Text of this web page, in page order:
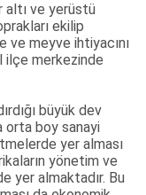
altı ve yerüstü
ekilip
ve meyve ihtiyacını
ilçe merkezinde
büyük dev
orta boy sanayi
yer alması
yönetim ve
yer almaktadır. Bu